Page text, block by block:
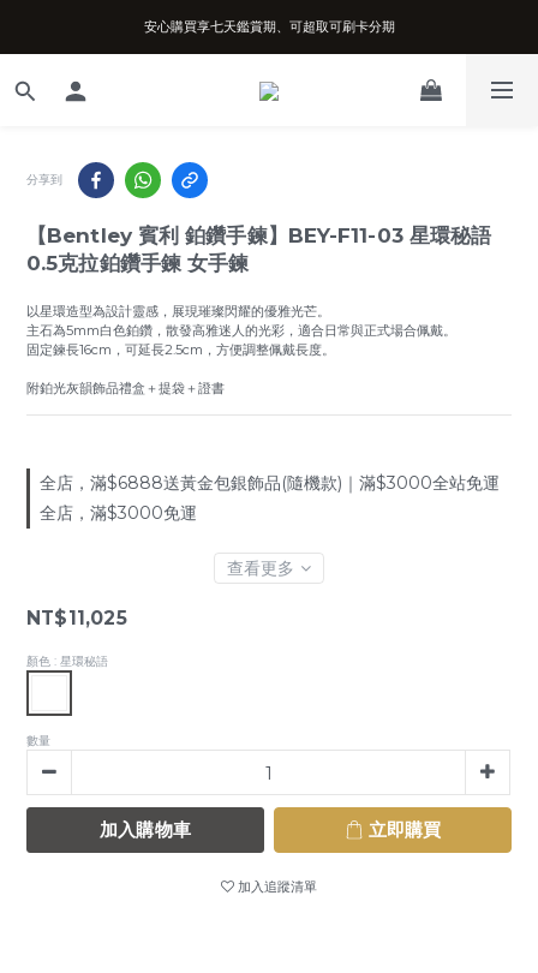
台南實體店面、兩年機芯保固、開立發票
安心購買享七天鑑賞期、可超取可刷卡分期
台南實體店面、兩年機芯保固、開立發票
分享到
【Bentley 賓利 鉑鑽手鍊】BEY-F11-03 星環秘語
0.5克拉鉑鑽手鍊 女手鍊
以星環造型為設計靈感，展現璀璨閃耀的優雅光芒。
主石為5mm白色鉑鑽，散發高雅迷人的光彩，適合日常與正式場合佩戴。
固定鍊長16cm，可延長2.5cm，方便調整佩戴長度。
附鉑光灰韻飾品禮盒＋提袋＋證書
全店，滿$6888送黃金包銀飾品(隨機款)｜滿$3000全站免運
全店，滿$3000免運
查看更多
NT$11,025
顏色 : 星環秘語
數量
加入購物車 立即購買
加入追蹤清單